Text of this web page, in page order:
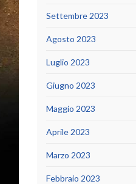
Settembre 2023
Agosto 2023
Luglio 2023
Giugno 2023
Maggio 2023
Aprile 2023
Marzo 2023
Febbraio 2023